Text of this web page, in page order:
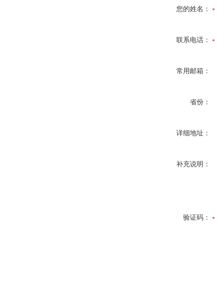
您的姓名：
联系电话：
常用邮箱：
省份：
详细地址：
补充说明：
验证码：